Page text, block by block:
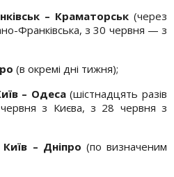
– Краматорськ (через
Франківська, з 30 червня — з
(в окремі дні тижня);
– Одеса(шістнадцять разів
з Києва, з 28 червня з
Київ – Дніпро (по визначеним